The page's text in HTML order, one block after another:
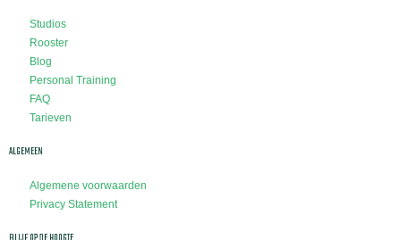
Studios
Rooster
Blog
Personal Training
FAQ
Tarieven
ALGEMEEN
Algemene voorwaarden
Privacy Statement